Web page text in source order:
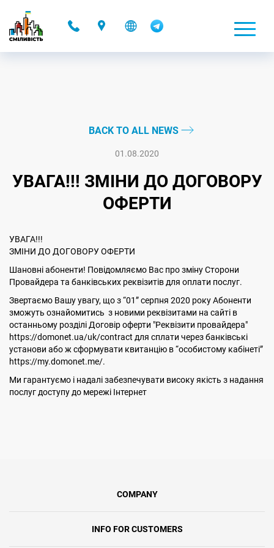
BACK TO ALL NEWS
01.08.2020
УВАГА!!! ЗМІНИ ДО ДОГОВОРУ
ОФЕРТИ
УВАГА!!!
ЗМІНИ ДО ДОГОВОРУ ОФЕРТИ
Шановні абоненти! Повідомляємо Вас про зміну Сторони
Провайдера та банківських реквізитів для оплати послуг.
Звертаємо Вашу увагу, що з “01” серпня 2020 року Абоненти
зможуть ознайомитись з новими реквізитами на сайті в
останньому розділі Договір оферти "Реквізити провайдера"
https://domonet.ua/uk/contract для сплати через банківські
установи або ж сформувати квитанцію в “особистому кабінеті”
https://my.domonet.me/.
Ми гарантуємо і надалі забезпечувати високу якість з надання
послуг доступу до мережі Інтернет
COMPANY
INFO FOR CUSTOMERS